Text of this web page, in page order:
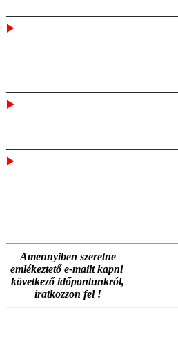
Amennyiben szeretne
emlékeztető e-mailt kapni
következő időpontunkról,
iratkozzon fel !